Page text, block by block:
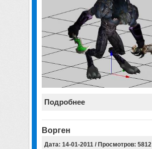
Подробнее
Ворген
Дата: 14-01-2011 / Просмотров: 5812